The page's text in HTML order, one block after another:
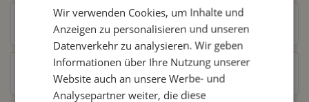
Kunden kauften auch
Kunden haben sich ebenfalls angesehen
Wir verwenden Cookies, um Inhalte und
Anzeigen zu personalisieren und unseren
Datenverkehr zu analysieren. Wir geben
Informationen über Ihre Nutzung unserer
Website auch an unsere Werbe- und
Analysepartner weiter, die diese